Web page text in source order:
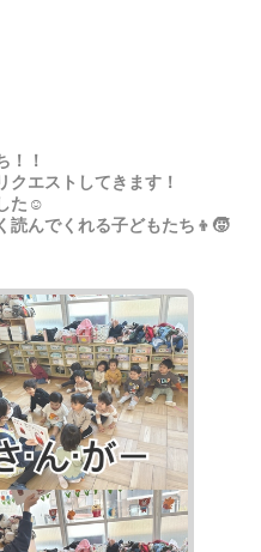
！！
クエストしてきます！
た☺️
読んでくれる子どもたち👦🧒